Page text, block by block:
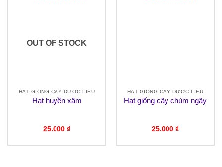
OUT OF STOCK
HẠT GIỐNG CÂY DƯỢC LIỆU
Hạt huyền xâm
25.000 ₫
HẠT GIỐNG CÂY DƯỢC LIỆU
Hạt giống cây chùm ngây
25.000 ₫